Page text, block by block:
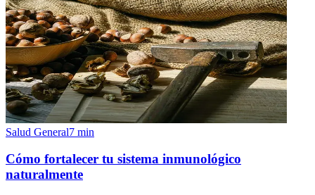
Salud General7 min
Cómo fortalecer tu sistema inmunológico
naturalmente